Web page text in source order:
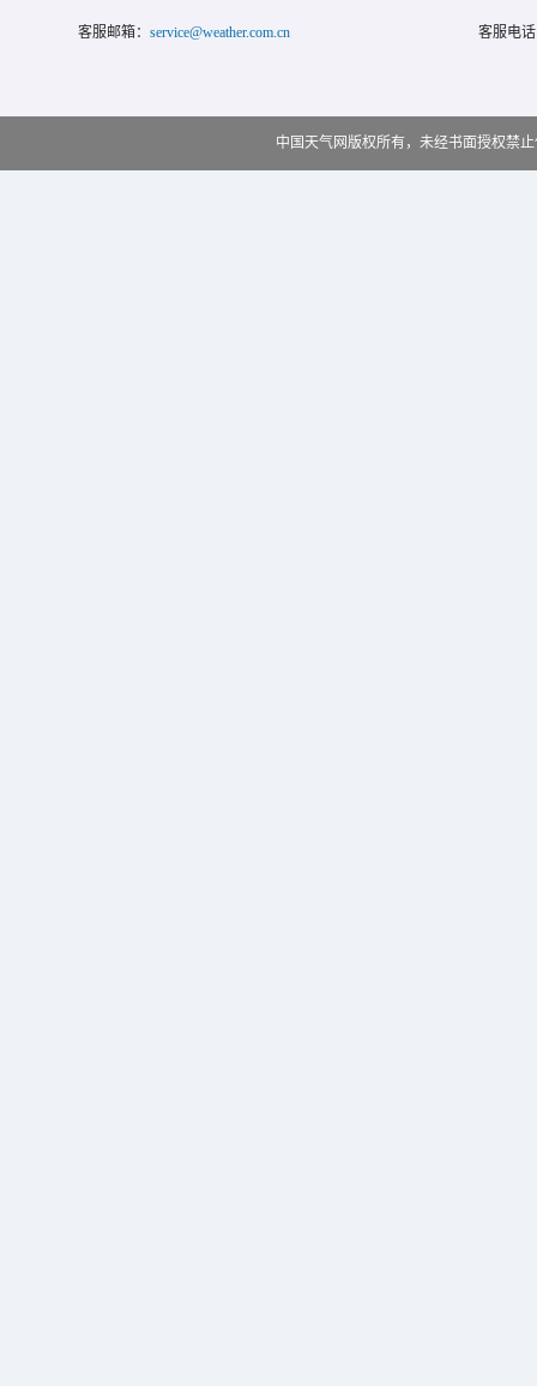
客服邮箱： service@weather.com.cn 客服电
中国天气网版权所有，未经书面授权